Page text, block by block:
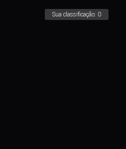
Sua classificação: 0